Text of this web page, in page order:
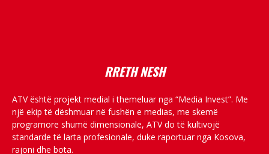
RRETH NESH
ATV është projekt medial i themeluar nga “Media Invest”. Me
një ekip të dëshmuar në fushën e medias, me skemë
programore shumë dimensionale, ATV do të kultivojë
standarde të larta profesionale, duke raportuar nga Kosova,
rajoni dhe bota.